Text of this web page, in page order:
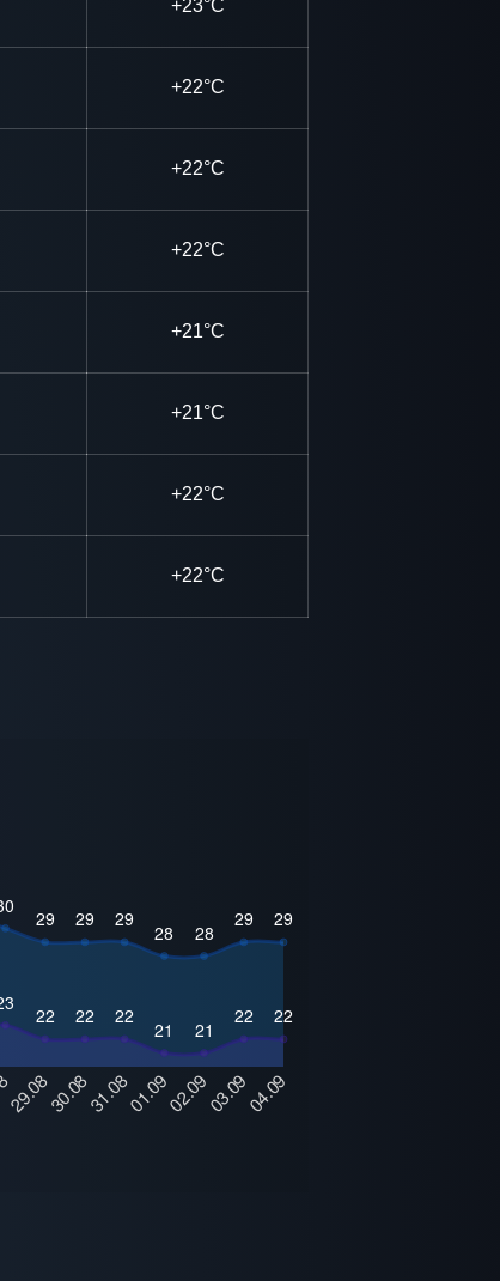
+23°C
+22°C
+22°C
+22°C
+21°C
+21°C
+22°C
+22°C